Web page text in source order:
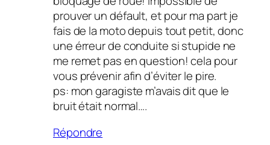
prouver un défault, et pour ma part je
fais de la moto depuis tout petit, donc
une érreur de conduite si stupide ne
me remet pas en question! cela pour
vous prévenir afin d’éviter le pire.
ps: mon garagiste m’avais dit que le
bruit était normal….
Répondre